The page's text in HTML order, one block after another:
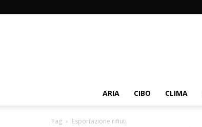
ARIA CIBO CLIMA
Tag Esportazione rifiuti